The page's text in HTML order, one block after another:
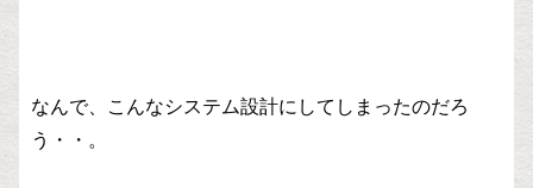
なんで、こんなシステム設計にしてしまったのだろ
う・・。